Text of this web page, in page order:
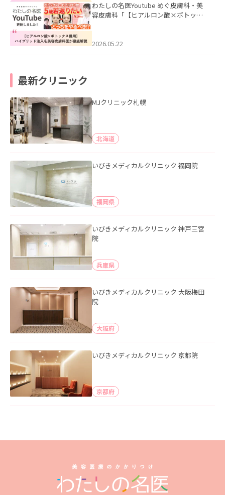
わたしの名医Youtube めぐ皮膚科・美
容皮膚科「【ヒアルロン酸×ボトック
た。
2026.05.22
最新クリニック
MJクリニック札幌
北海道
いびきメディカルクリニック 福岡院
福岡県
いびきメディカルクリニック 神戸三宮
院
兵庫県
いびきメディカルクリニック 大阪梅田
院
大阪府
いびきメディカルクリニック 京都院
京都府